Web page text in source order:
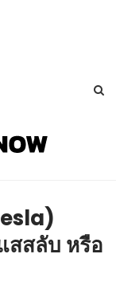
สสลับ หรือ